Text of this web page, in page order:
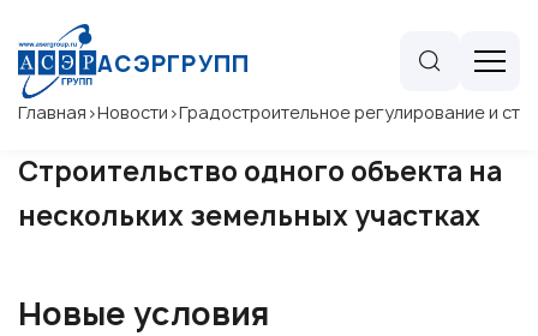
АСЭРГРУПП
Главная >Новости >Градостроительное регулирование и
Строительство одного объекта на
нескольких земельных участках
Новые условия